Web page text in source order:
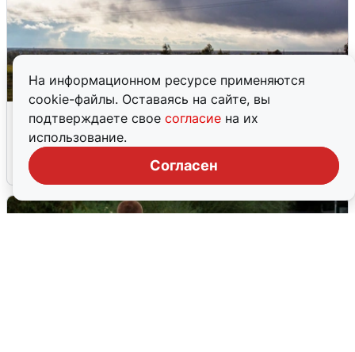
На информационном ресурсе применяются
cookie-файлы. Оставаясь на сайте, вы
подтверждаете свое согласие на их
использование.
Согласен
Над ХМАО впервые сбили
беспилотники
3 августа